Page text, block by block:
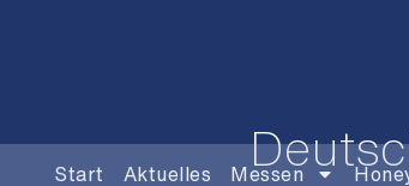
Start Aktuelles Messen